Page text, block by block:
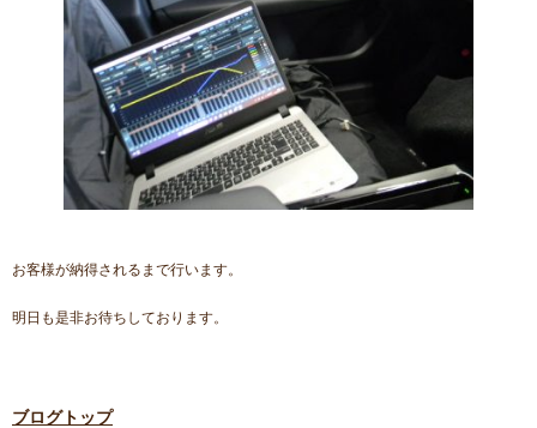
お客様が納得されるまで行います。
明日も是非お待ちしております。
ブログトップ